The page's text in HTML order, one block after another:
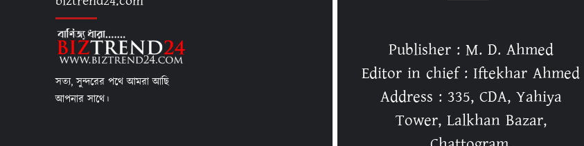
সত্য, সুন্দরের পথে আমরা আছি
আপনার সাথে।
Publisher : M. D. Ahmed
Editor in chief : Iftekhar Ahmed
Address : 335, CDA, Yahiya
Tower, Lalkhan Bazar,